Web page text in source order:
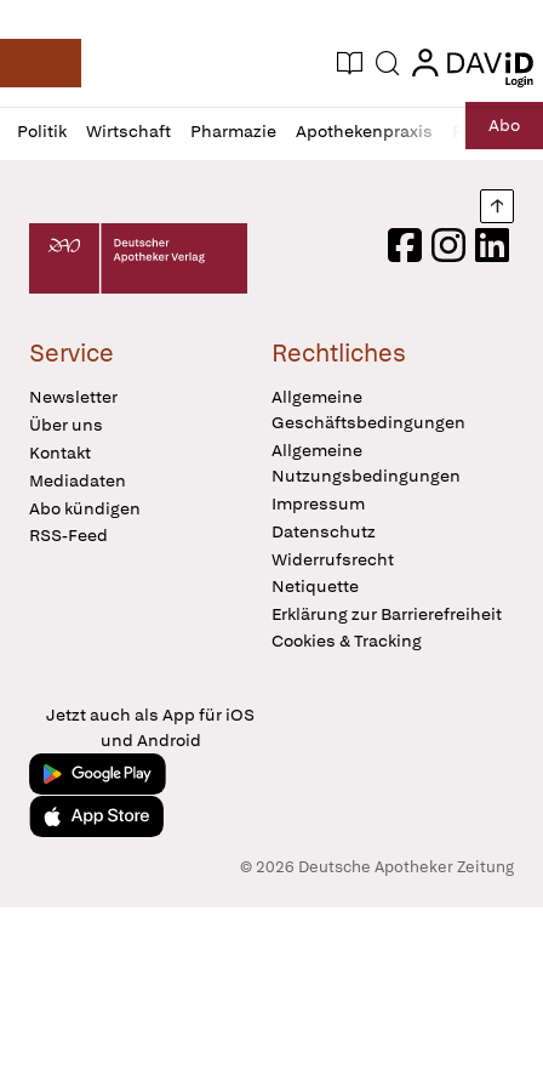
Deutsche Apotheker Zeitung
Aktuelle Ausgabe
Suche login
login
Politik Wirtschaft Pharmazie Apothekenpraxis RechtAbo
Profil
öffnen
Daz
Pur
Deutscher Apotheker Verlag Logo
FacebookInstagram
Service
Newsletter
Über uns
Kontakt
Mediadaten
Abo kündigen
RSS-Feed
Rechtliches
Allgemeine
Geschäftsbedingungen
Allgemeine
Nutzungsbedingungen
Impressum
Datenschutz
Widerrufsrecht
Netiquette
Erklärung zur Barrierefreiheit
Cookies & Tracking
Jetzt auch als App für iOS
und Android
Jetzt bei Google Play
Laden im App Store
© 2026 Deutsche Apotheker Zeitung